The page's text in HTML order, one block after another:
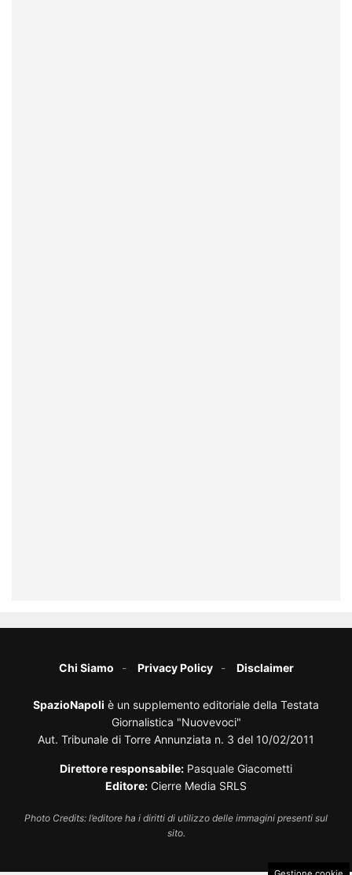
Chi Siamo Privacy Policy Disclaimer
SpazioNapoli è un supplemento editoriale della Testata
Giornalistica "Nuovevoci"
Aut. Tribunale di Torre Annunziata n. 3 del 10/02/2011
Direttore responsabile: Pasquale Giacometti
Editore: Cierre Media SRLS
Photo Credits: l’editore ha i diritti di utilizzo delle immagini presenti sul
sito.